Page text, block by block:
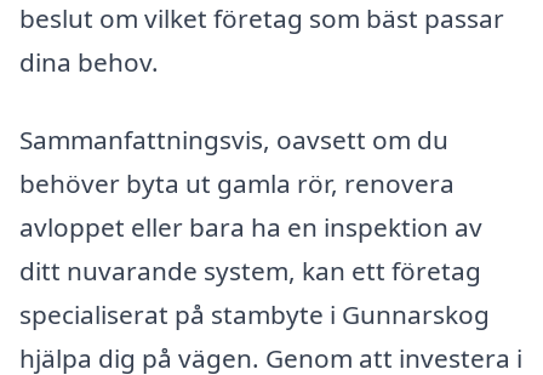
beslut om vilket företag som bäst passar
dina behov.
Sammanfattningsvis, oavsett om du
behöver byta ut gamla rör, renovera
avloppet eller bara ha en inspektion av
ditt nuvarande system, kan ett företag
specialiserat på stambyte i Gunnarskog
hjälpa dig på vägen. Genom att investera i